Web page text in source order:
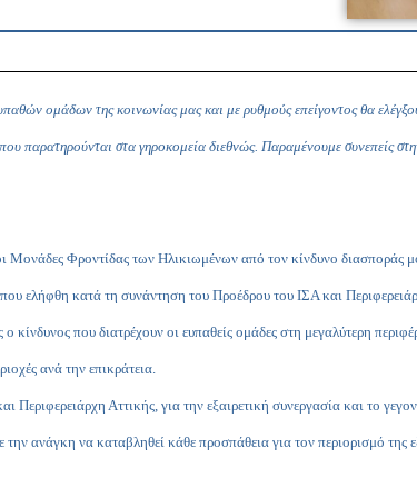
ομάδων της κοινωνίας μας και με ρυθμούς επείγοντος θα
παρατηρούνται στα γηροκομεία διεθνώς. Παραμένουμε συνεπείς
Μονάδες Φροντίδας των Ηλικιωμένων από τον κίνδυνο διασποράς
ελήφθη κατά τη συνάντηση του Προέδρου του ΙΣΑ και
κίνδυνος που διατρέχουν οι ευπαθείς ομάδες στη μεγαλύτερη
ανά την επικράτεια.
Περιφερειάρχη Αττικής, για την εξαιρετική συνεργασία και το
ανάγκη να καταβληθεί κάθε προσπάθεια για τον περιορισμό της